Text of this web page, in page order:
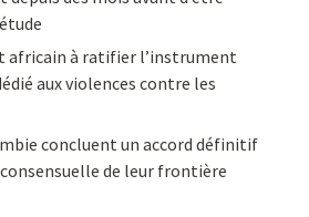
africain à ratifier l’instrument
aux violences contre les
concluent un accord définitif
de leur frontière